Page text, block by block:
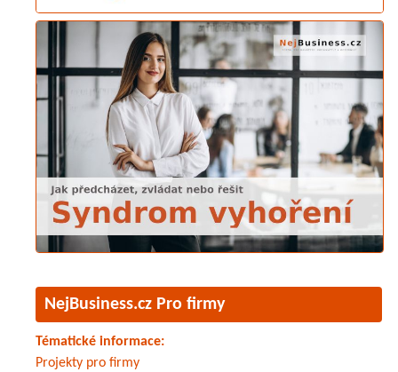
NejBusiness.cz Pro firmy
Tématické informace:
Projekty pro firmy